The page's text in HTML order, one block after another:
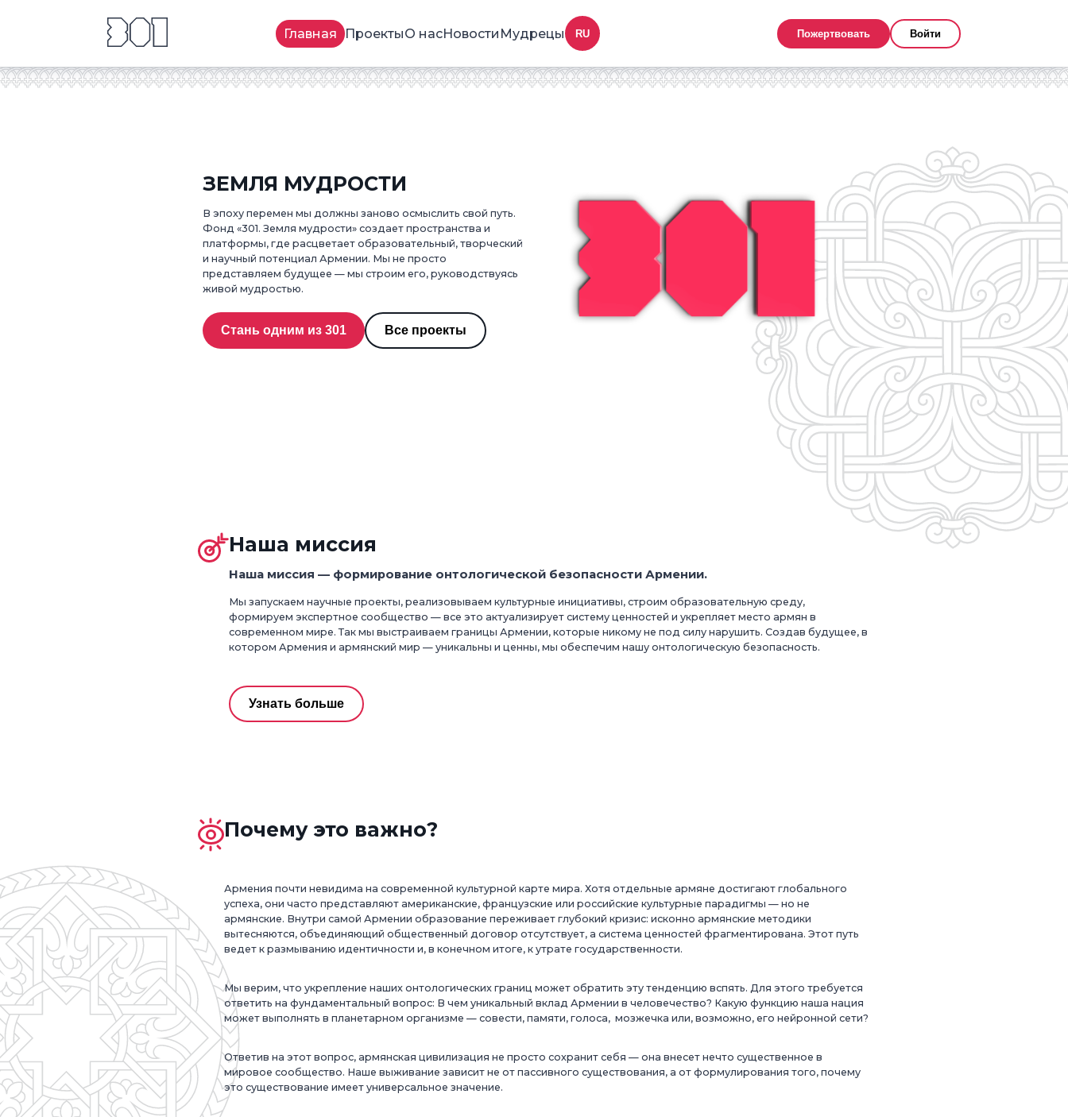
Главная ПроектыО насНовости Мудрецы RU Пожертвовать Войти
ЗЕМЛЯ МУДРОСТИ
В эпоху перемен мы должны заново осмыслить свой путь.
Фонд «301. Земля мудрости» создает пространства и
платформы, где расцветает образовательный, творческий
и научный потенциал Армении. Мы не просто
представляем будущее — мы строим его, руководствуясь
живой мудростью.
Стань одним из 301 Все проекты
Наша миссия
Наша миссия — формирование онтологической безопасности Армении.
Мы запускаем научные проекты, реализовываем культурные инициативы, строим образовательную среду,
формируем экспертное сообщество — все это актуализирует систему ценностей и укрепляет место армян в
современном мире. Так мы выстраиваем границы Армении, которые никому не под силу нарушить. Создав будущее, в
котором Армения и армянский мир — уникальны и ценны, мы обеспечим нашу онтологическую безопасность.
Узнать больше
Почему это важно?
Армения почти невидима на современной культурной карте мира. Хотя отдельные армяне достигают глобального
успеха, они часто представляют американские, французские или российские культурные парадигмы — но не
армянские. Внутри самой Армении образование переживает глубокий кризис: исконно армянские методики
вытесняются, объединяющий общественный договор отсутствует, а система ценностей фрагментирована. Этот путь
ведет к размыванию идентичности и, в конечном итоге, к утрате государственности.
Мы верим, что укрепление наших онтологических границ может обратить эту тенденцию вспять. Для этого требуется
ответить на фундаментальный вопрос: В чем уникальный вклад Армении в человечество? Какую функцию наша нация
может выполнять в планетарном организме — совести, памяти, голоса, мозжечка или, возможно, его нейронной сети?
Ответив на этот вопрос, армянская цивилизация не просто сохранит себя — она внесет нечто существенное в
мировое сообщество. Наше выживание зависит не от пассивного существования, а от формулирования того, почему
это существование имеет универсальное значение.